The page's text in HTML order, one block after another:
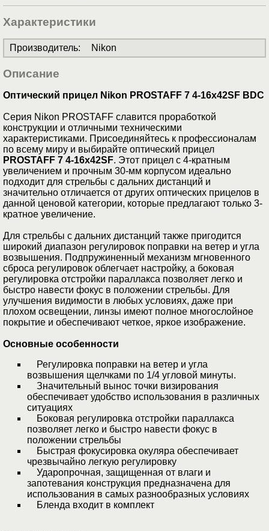
Характеристики
Производитель: Nikon
Описание
Оптический прицел Nikon PROSTAFF 7 4-16x42SF BDC
Серия Nikon PROSTAFF славится проработкой
конструкции и отличными техническими
характеристиками. Присоединяйтесь к профессионалам
по всему миру и выбирайте оптический прицел
PROSTAFF 7 4-16x42SF. Этот прицел с 4-кратным
увеличением и прочным 30-мм корпусом идеально
подходит для стрельбы с дальних дистанций и
значительно отличается от других оптических прицелов в
данной ценовой категории, которые предлагают только 3-
кратное увеличение.
Для стрельбы с дальних дистанций также пригодится
широкий диапазон регулировок поправки на ветер и угла
возвышения. Подпружиненный механизм мгновенного
сброса регулировок облегчает настройку, а боковая
регулировка отстройки параллакса позволяет легко и
быстро навести фокус в положении стрельбы. Для
улучшения видимости в любых условиях, даже при
плохом освещении, линзы имеют полное многослойное
покрытие и обеспечивают четкое, яркое изображение.
Основные особенности
Регулировка поправки на ветер и угла
возвышения щелчками по 1/4 угловой минуты.
Значительный вынос точки визирования
обеспечивает удобство использования в различных
ситуациях
Боковая регулировка отстройки параллакса
позволяет легко и быстро навести фокус в
положении стрельбы
Быстрая фокусировка окуляра обеспечивает
чрезвычайно легкую регулировку
Ударопрочная, защищенная от влаги и
запотевания конструкция предназначена для
использования в самых разнообразных условиях
Бленда входит в комплект